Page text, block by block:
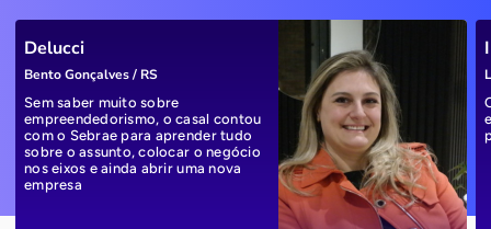
Delucci
Bento Gonçalves / RS
Sem saber muito sobre
empreendedorismo, o casal contou
com o Sebrae para aprender tudo
sobre o assunto, colocar o negócio
nos eixos e ainda abrir uma nova
empresa